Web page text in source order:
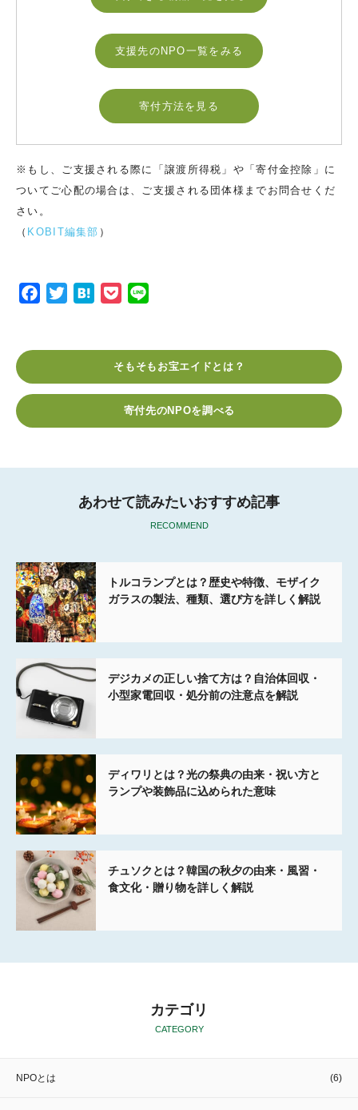
支援先のNPO一覧をみる
寄付方法を見る
※もし、ご支援される際に「譲渡所得税」や「寄付金控除」に
ついてご心配の場合は、ご支援される団体様までお問合せくだ
さい。
（ KOBIT編集部 ）
o
e
a
t
そもそもお宝エイドとは？
寄付先のNPOを調べる
あわせて読みたいおすすめ記事
RECOMMEND
トルコランプとは？歴史や特徴、モザイク
ガラスの製法、種類、選び方を詳しく解説
デジカメの正しい捨て方は？自治体回収・
小型家電回収・処分前の注意点を解説
ディワリとは？光の祭典の由来・祝い方と
ランプや装飾品に込められた意味
チュソクとは？韓国の秋夕の由来・風習・
食文化・贈り物を詳しく解説
カテゴリ
CATEGORY
NPOとは (6)